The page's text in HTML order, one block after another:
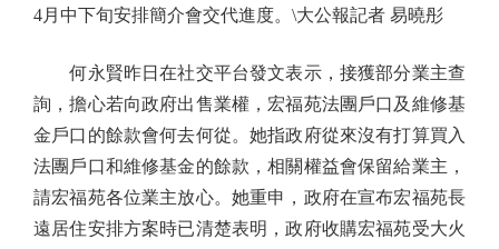
4月中下旬安排簡介會交代進度。\大公報記者 易曉彤
何永賢昨日在社交平台發文表示，接獲部分業主查
詢，擔心若向政府出售業權，宏福苑法團戶口及維修基
金戶口的餘款會何去何從。她指政府從來沒有打算買入
法團戶口和維修基金的餘款，相關權益會保留給業主，
請宏福苑各位業主放心。她重申，政府在宣布宏福苑長
遠居住安排方案時已清楚表明，政府收購宏福苑受大火